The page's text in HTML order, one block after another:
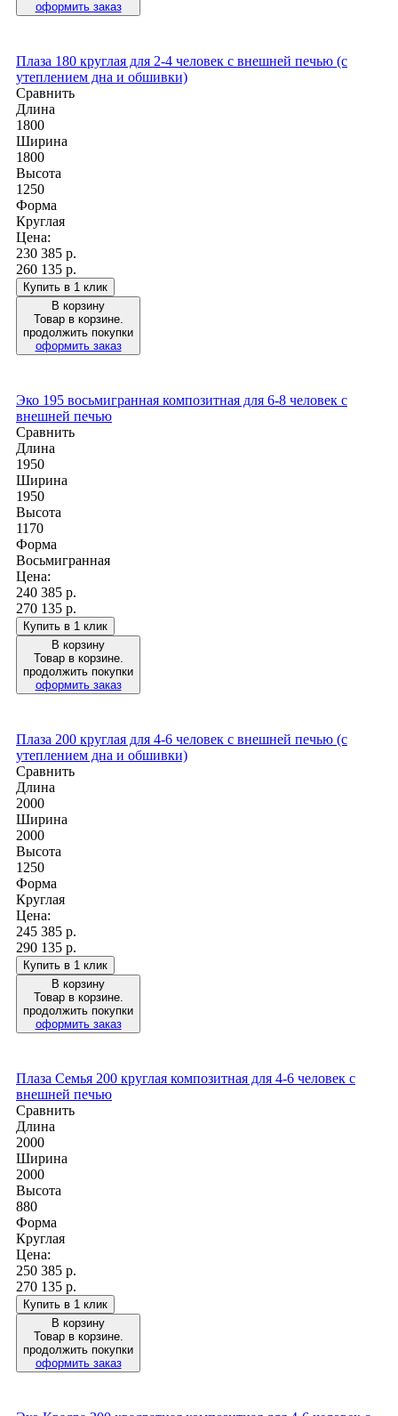
оформить заказ
Плаза 180 круглая для 2-4 человек с внешней печью (с
утеплением дна и обшивки)
Сравнить
Длина
1800
Ширина
1800
Высота
1250
Форма
Круглая
Цена:
230 385 р.
260 135 р.
Купить в 1 клик
В корзину
Товар в корзине.
продолжить покупки
оформить заказ
Эко 195 восьмигранная композитная для 6-8 человек с
внешней печью
Сравнить
Длина
1950
Ширина
1950
Высота
1170
Форма
Восьмигранная
Цена:
240 385 р.
270 135 р.
Купить в 1 клик
В корзину
Товар в корзине.
продолжить покупки
оформить заказ
Плаза 200 круглая для 4-6 человек с внешней печью (с
утеплением дна и обшивки)
Сравнить
Длина
2000
Ширина
2000
Высота
1250
Форма
Круглая
Цена:
245 385 р.
290 135 р.
Купить в 1 клик
В корзину
Товар в корзине.
продолжить покупки
оформить заказ
Плаза Семья 200 круглая композитная для 4-6 человек с
внешней печью
Сравнить
Длина
2000
Ширина
2000
Высота
880
Форма
Круглая
Цена:
250 385 р.
270 135 р.
Купить в 1 клик
В корзину
Товар в корзине.
продолжить покупки
оформить заказ